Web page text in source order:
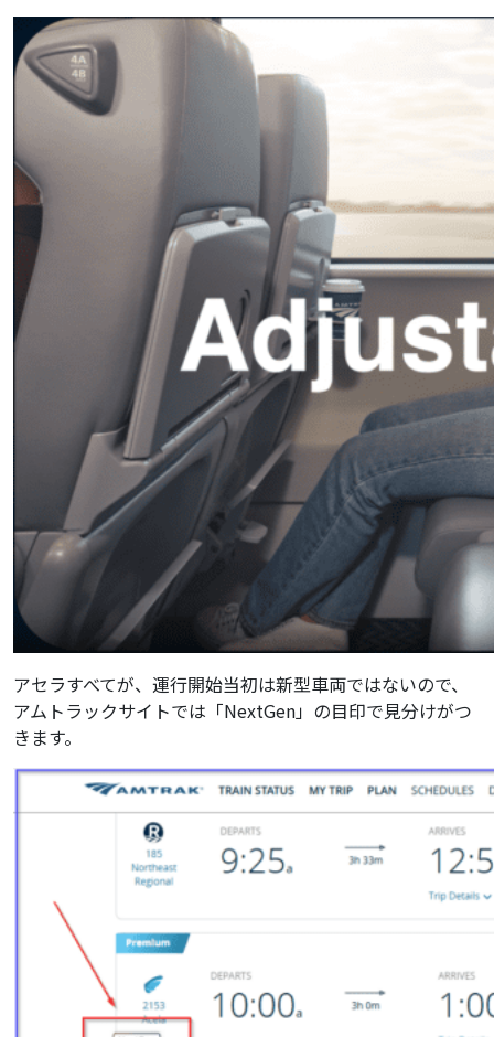
アセラすべてが、運行開始当初は新型車両ではないので、
アムトラックサイトでは 「NextGen」の目印で見分けがつ
きます。